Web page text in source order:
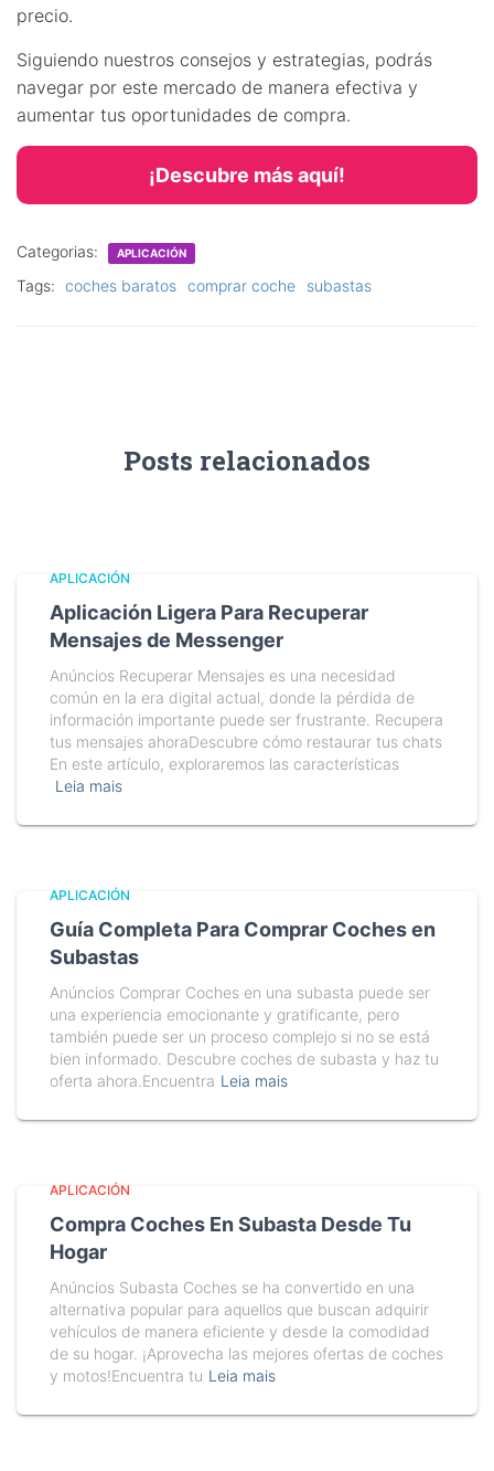
precio.
Siguiendo nuestros consejos y estrategias, podrás
navegar por este mercado de manera efectiva y
aumentar tus oportunidades de compra.
¡Descubre más aquí!
Categorias: APLICACIÓN
Tags: coches baratos comprar coche subastas
Posts relacionados
APLICACIÓN
Aplicación Ligera Para Recuperar
Mensajes de Messenger
Anúncios Recuperar Mensajes es una necesidad
común en la era digital actual, donde la pérdida de
información importante puede ser frustrante. Recupera
tus mensajes ahoraDescubre cómo restaurar tus chats
En este artículo, exploraremos las características
Leia mais
APLICACIÓN
Guía Completa Para Comprar Coches en
Subastas
Anúncios Comprar Coches en una subasta puede ser
una experiencia emocionante y gratificante, pero
también puede ser un proceso complejo si no se está
bien informado. Descubre coches de subasta y haz tu
oferta ahora.Encuentra Leia mais
APLICACIÓN
Compra Coches En Subasta Desde Tu
Hogar
Anúncios Subasta Coches se ha convertido en una
alternativa popular para aquellos que buscan adquirir
vehículos de manera eficiente y desde la comodidad
de su hogar. ¡Aprovecha las mejores ofertas de coches
y motos!Encuentra tu Leia mais